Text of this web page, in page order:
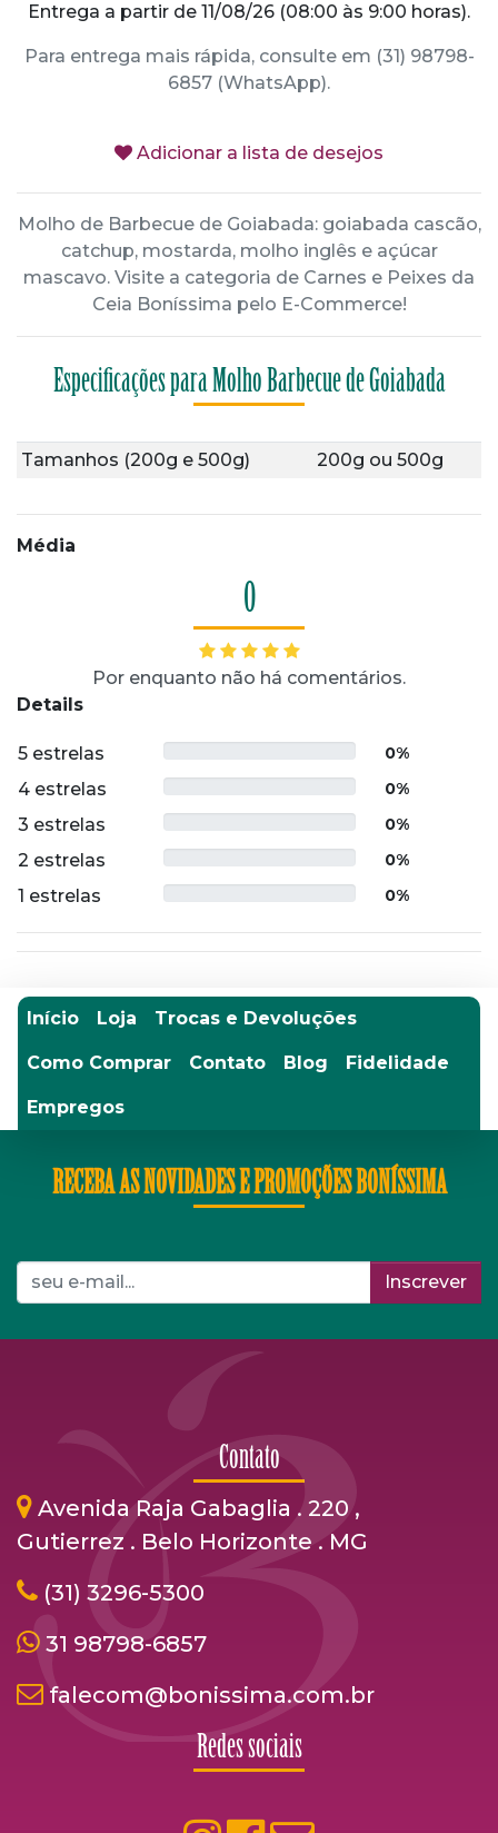
Entrega a partir de 11/08/26 (08:00 às 9:00 horas).
Para entrega mais rápida, consulte em (31) 98798-
6857 (WhatsApp).
Adicionar a lista de desejos
Molho de Barbecue de Goiabada: goiabada cascão,
catchup, mostarda, molho inglês e açúcar
mascavo. Visite a categoria de Carnes e Peixes da
Ceia Boníssima pelo E-Commerce!
Especificações para Molho Barbecue de Goiabada
Tamanhos (200g e 500g) 200g ou 500g
Média
0
Por enquanto não há comentários.
Details
5 estrelas 0%
4 estrelas 0%
3 estrelas 0%
2 estrelas 0%
1 estrelas 0%
Início Loja Trocas e Devoluções
Como Comprar Contato Blog Fidelidade
Empregos
RECEBA AS NOVIDADES E PROMOÇÕES BONÍSSIMA
Inscrever
Contato
Avenida Raja Gabaglia . 220 ,
Gutierrez . Belo Horizonte . MG
(31) 3296-5300
31 98798-6857
falecom@bonissima.com.br
Redes sociais